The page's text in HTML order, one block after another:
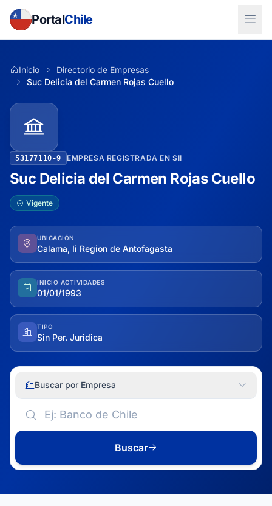
PortalChile
Inicio
Directorio de Empresas
Suc Delicia del Carmen Rojas Cuello
53177110-9 EMPRESA REGISTRADA EN SII
Suc Delicia del Carmen Rojas Cuello
Vigente
UBICACIÓN
Calama, Ii Region de Antofagasta
INICIO ACTIVIDADES
01/01/1993
TIPO
Sin Per. Juridica
Buscar por Empresa
Buscar